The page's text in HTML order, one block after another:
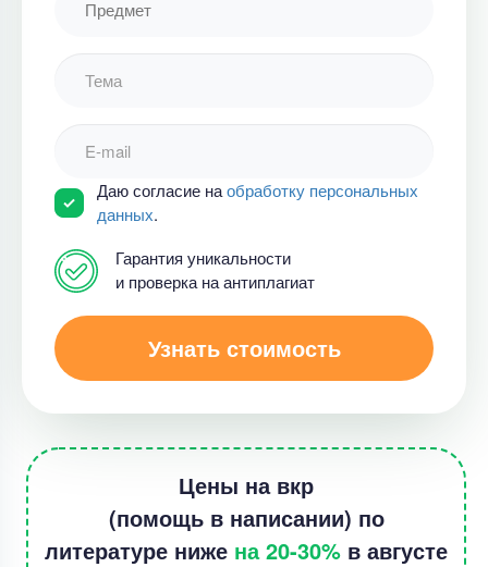
Даю согласие наобработку персональных
данных.
Гарантия уникальности
и проверка на антиплагиат
Узнать стоимость
Цены на вкр
(помощь в написании) по
литературе ниже на 20-30% в августе